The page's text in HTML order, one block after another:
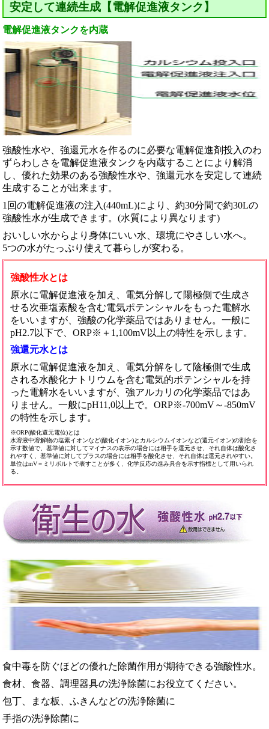
安定して連続生成【電解促進液タンク】
電解促進液タンクを内蔵
強酸性水や、強還元水を作るのに必要な電解促進剤投入のわ
ずらわしさを電解促進液タンクを内蔵することにより解消
し、優れた効果のある強酸性水や、強還元水を安定して連続
生成することが出来ます。
1回の電解促進液の注入(440mL)により、約30分間で約30Lの
強酸性水が生成できます。(水質により異なります)
おいしい水からより身体にいい水、環境にやさしい水へ。
5つの水がたっぷり使えて暮らしが変わる。
強酸性水とは
原水に電解促進液を加え、電気分解して陽極側で生成さ
せる次亜塩素酸を含む電気ポテンシャルをもった電解水
をいいますが、強酸の化学薬品ではありません。一般に
pH2.7以下で、ORP※＋1,100mV以上の特性を示します。
強還元水とは
原水に電解促進液を加え、電気分解をして陰極側で生成
される水酸化ナトリウムを含む電気的ポテンシャルを持
った電解水をいいますが、強アルカリの化学薬品ではあ
りません。一般にpH11,0以上で。ORP※-700mV～-850mV
の特性を示します。
※ORP(酸化還元電位)とは
水溶液中溶解物の塩素イオンなど(酸化イオン)とカルシウムイオンなど(還元イオン)の割合を
示す数値で、基準値に対してマイナスの表示の場合には相手を還元させ、それ自体は酸化さ
れやすく、基準値に対してプラスの場合には相手を酸化させ、それ自体は還元されやすい。
単位はmV＝ミリボルトで表すことが多く、化学反応の進み具合を示す指標として用いられ
る。
食中毒を防ぐほどの優れた除菌作用が期待できる強酸性水。
食材、食器、調理器具の洗浄除菌にお役立てください。
包丁、まな板、ふきんなどの洗浄除菌に
手指の洗浄除菌に